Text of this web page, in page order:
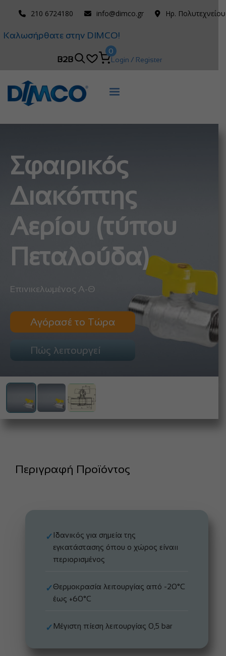
210 6724180 info@dimco.gr Ηρ.
Καλωσήρθατε στην DIMCO!
B2B
0
Login / Register
Σφαιρικός
Διακόπτης
Αερίου (τύπου
Πεταλούδα)
Επινικελωμένος Α-Θ
Αγόρασέ το Τώρα
Πώς λειτουργεί
Περιγραφή Προϊόντος
✓ Ιδανικός για σημεία της
εγκατάστασης όπου ο χώρος είναιι
περιορισμένος
✓Θερμοκρασία λειτουργίας από -20°C
έως +60°C
✓ Μέγιστη πίεση λειτουργίας 0,5 bar